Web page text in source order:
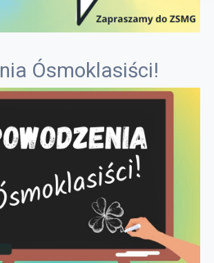
Ósmoklasiści!